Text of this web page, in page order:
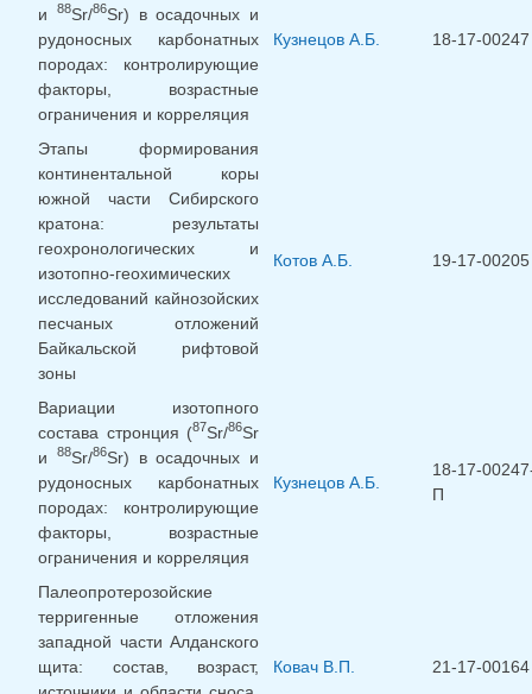
и
88Sr/86Sr) в осадочных и
рудоносных карбонатных
породах: контролирующие
факторы, возрастные
ограничения и корреляция
Кузнецов А.Б. 18-17-00247
Этапы формирования
континентальной коры
южной части Сибирского
кратона: результаты
геохронологических и
изотопно-геохимических
исследований кайнозойских
песчаных отложений
Байкальской рифтовой
зоны
Котов А.Б. 19-17-00205
Вариации изотопного
состава стронция (87Sr/86Sr
и
88Sr/86Sr) в осадочных и
рудоносных карбонатных
породах: контролирующие
факторы, возрастные
ограничения и корреляция
Кузнецов А.Б.
18-17-
П
Палеопротерозойские
терригенные отложения
западной части Алданского
щита: состав, возраст,
Ковач В.П. 21-17-00164